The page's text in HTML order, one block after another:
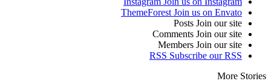
ThemeForest Join us on Envato
Posts Join our site
Comments Join our site
Members Join our site
RSS Subscribe our RSS
More Stories